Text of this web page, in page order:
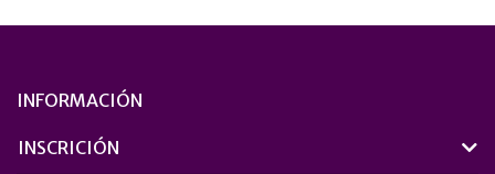
INFORMACIÓN
INSCRICIÓN